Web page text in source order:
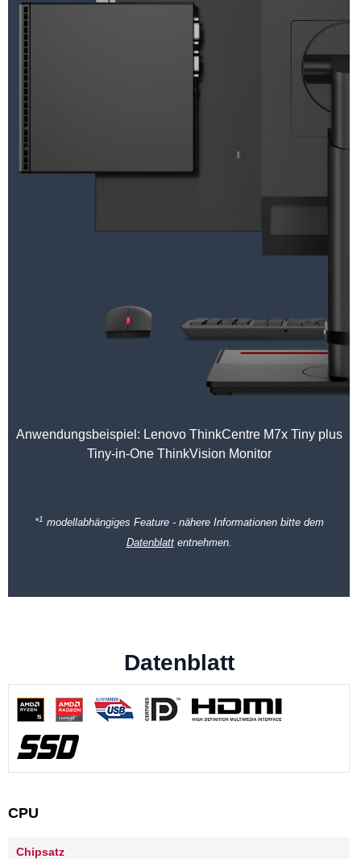
Anwendungsbeispiel: Lenovo ThinkCentre M7x Tiny plus
Tiny-in-One ThinkVision Monitor
*1 modellabhängiges Feature - nähere Informationen bitte dem
Datenblattentnehmen.
Datenblatt
CPU
Chipsatz